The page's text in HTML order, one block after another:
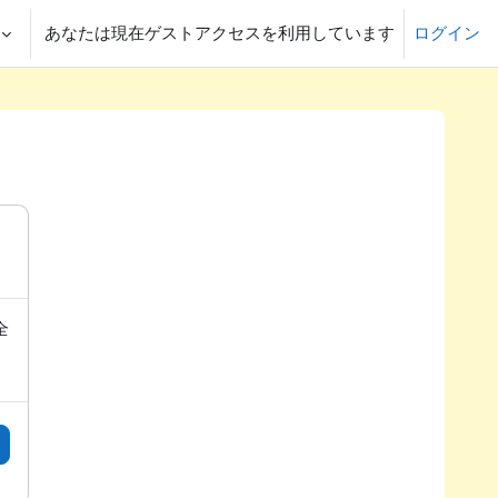
あなたは現在ゲストアクセスを利用しています ログイン